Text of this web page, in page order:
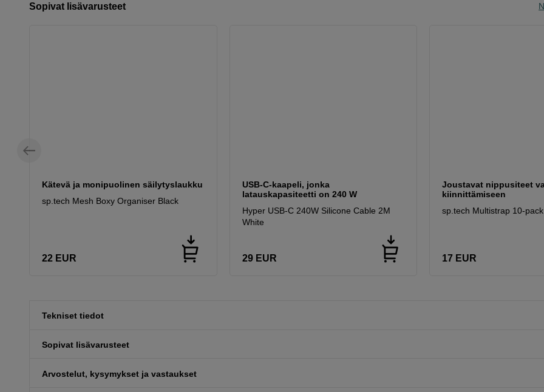
Sopivat lisävarusteet
Kätevä ja monipuolinen säilytyslaukku
sp.tech Mesh Boxy Organiser Black
22 EUR
USB-C-kaapeli, jonka
latauskapasiteetti on 240 W
Hyper USB-C 240W Silicone Cable 2M
White
29 EUR
Joustavat nippusiteet
kiinnittämiseen
sp.tech Multistrap 10-
17 EUR
Tekniset tiedot
Sopivat lisävarusteet
Arvostelut, kysymykset ja vastaukset